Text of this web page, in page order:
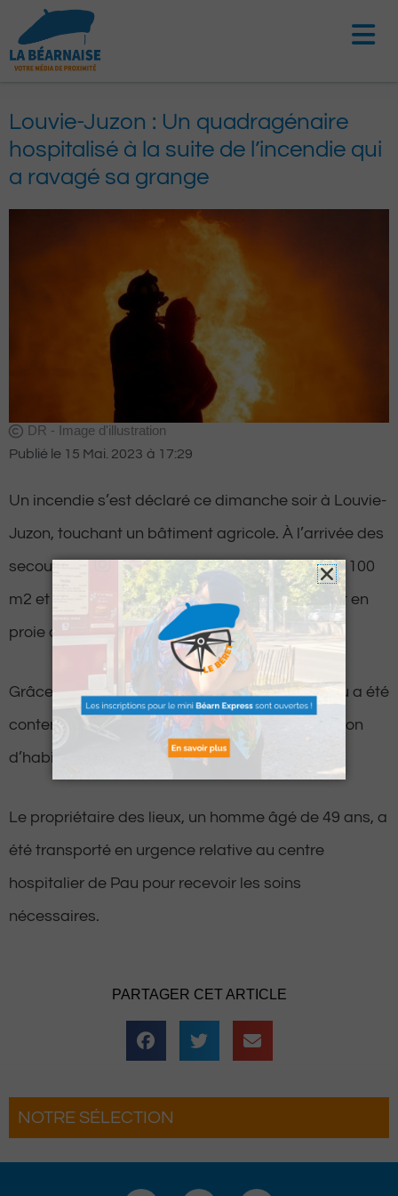
contenu
Louvie-Juzon : Un quadragénaire
hospitalisé à la suite de l’incendie qui
a ravagé sa grange
DR - Image d'illustration
Publié le 15 Mai. 2023 à 17:29
Un incendie s’est déclaré ce dimanche soir à Louvie-
Juzon, touchant un bâtiment agricole. À l’arrivée des
secours, le bâtiment, d’une superficie d’environ 100
m2 et rempli de boules de foin, était totalement en
proie aux flammes.
Grâce à l’intervention rapide des secours, le feu a été
contenu, évitant ainsi sa propagation à la maison
d’habitation voisine et à une étable attenante.
Le propriétaire des lieux, un homme âgé de 49 ans, a
été transporté en urgence relative au centre
hospitalier de Pau pour recevoir les soins
nécessaires.
PARTAGER CET ARTICLE
NOTRE SÉLECTION
Hestiv’Òc : Les férias Béarnaises font leur
grand retour à Pau